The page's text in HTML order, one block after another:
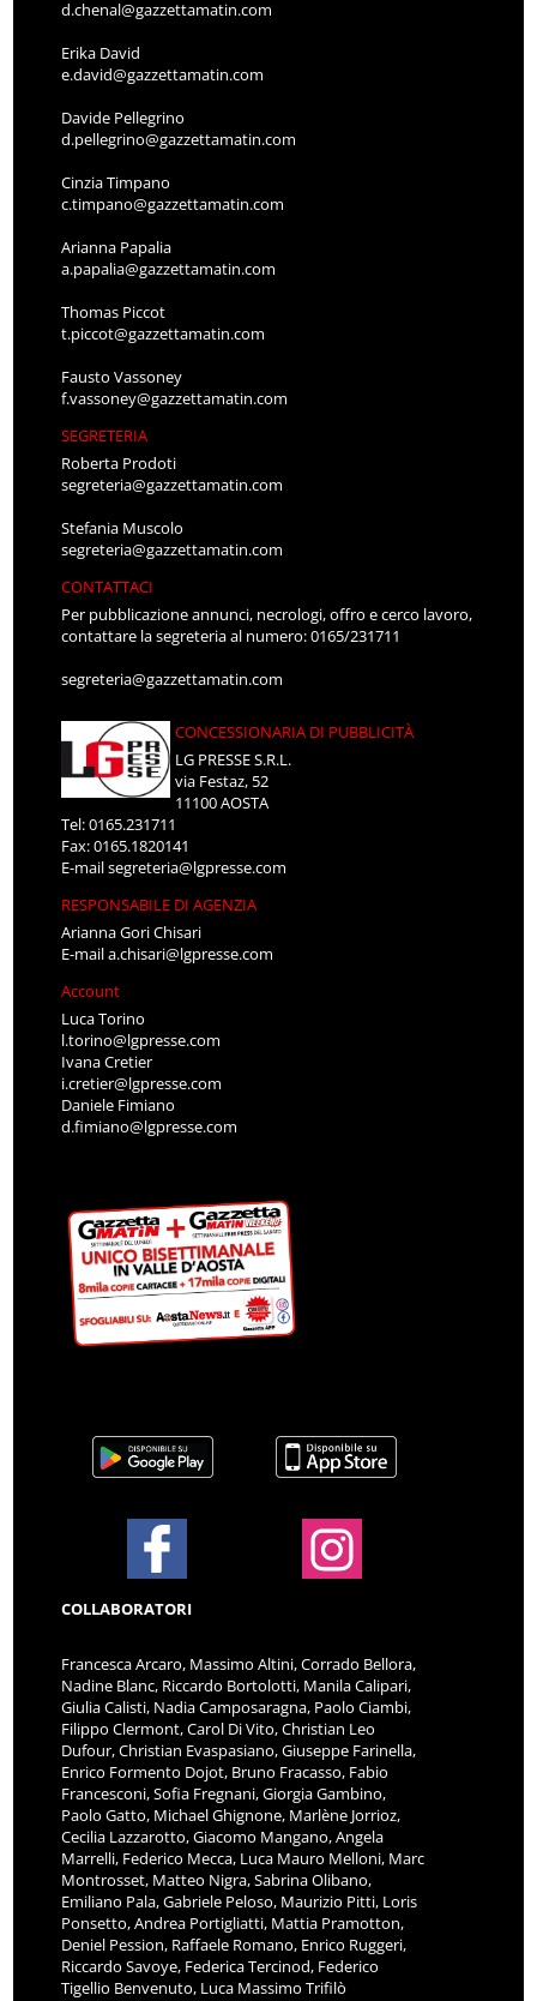
d.chenal@gazzettamatin.com
Erika David
e.david@gazzettamatin.com
Davide Pellegrino
d.pellegrino@gazzettamatin.com
Cinzia Timpano
c.timpano@gazzettamatin.com
Arianna Papalia
a.papalia@gazzettamatin.com
Thomas Piccot
t.piccot@gazzettamatin.com
Fausto Vassoney
f.vassoney@gazzettamatin.com
SEGRETERIA
Roberta Prodoti
segreteria@gazzettamatin.com
Stefania Muscolo
segreteria@gazzettamatin.com
CONTATTACI
Per pubblicazione annunci, necrologi, offro e cerco lavoro,
contattare la segreteria al numero: 0165/231711
segreteria@gazzettamatin.com
CONCESSIONARIA DI PUBBLICITÀ
LG PRESSE S.R.L.
via Festaz, 52
11100 AOSTA
Tel: 0165.231711
Fax: 0165.1820141
E-mailsegreteria@lgpresse.com
RESPONSABILE DI AGENZIA
Arianna Gori Chisari
E-maila.chisari@lgpresse.com
Account
Luca Torino
l.torino@lgpresse.com
Ivana Cretier
i.cretier@lgpresse.com
Daniele Fimiano
d.fimiano@lgpresse.com
COLLABORATORI
Francesca Arcaro, Massimo Altini, Corrado Bellora,
Nadine Blanc, Riccardo Bortolotti, Manila Calipari,
Giulia Calisti, Nadia Camposaragna, Paolo Ciambi,
Filippo Clermont, Carol Di Vito, Christian Leo
Dufour, Christian Evaspasiano, Giuseppe Farinella,
Enrico Formento Dojot, Bruno Fracasso, Fabio
Francesconi, Sofia Fregnani, Giorgia Gambino,
Paolo Gatto, Michael Ghignone, Marlène Jorrioz,
Cecilia Lazzarotto, Giacomo Mangano, Angela
Marrelli, Federico Mecca, Luca Mauro Melloni, Marc
Montrosset, Matteo Nigra, Sabrina Olibano,
Emiliano Pala, Gabriele Peloso, Maurizio Pitti, Loris
Ponsetto, Andrea Portigliatti, Mattia Pramotton,
Deniel Pession, Raffaele Romano, Enrico Ruggeri,
Riccardo Savoye, Federica Tercinod, Federico
Tigellio Benvenuto, Luca Massimo Trifilò